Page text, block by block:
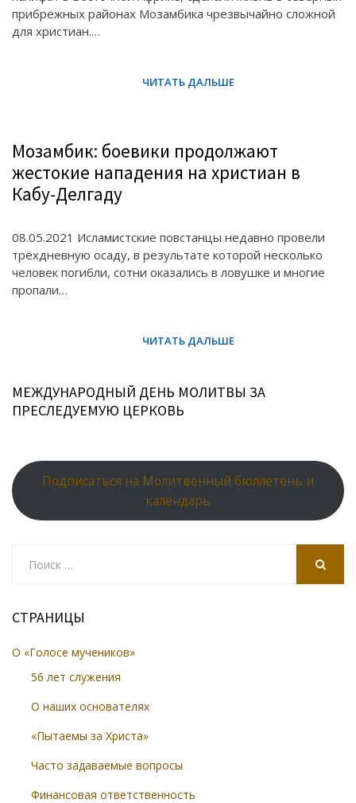
прибрежных районах Мозамбика чрезвычайно сложной
для христиан.…
Мозамбик: боевики продолжают
жестокие нападения на христиан в
Кабу-Делгаду
08.05.2021 Исламистские повстанцы недавно провели
трёхдневную осаду, в результате которой несколько
человек погибли, сотни оказались в ловушке и многие
пропали…
МЕЖДУНАРОДНЫЙ ДЕНЬ МОЛИТВЫ ЗА
ПРЕСЛЕДУЕМУЮ ЦЕРКОВЬ
Подписаться на Молитвенный бюллетень и
календарь
СТРАНИЦЫ
О «Голосе мучеников»
56 лет служения
О наших основателях
«Пытаемы за Христа»
Часто задаваемые вопросы
Финансовая ответственность